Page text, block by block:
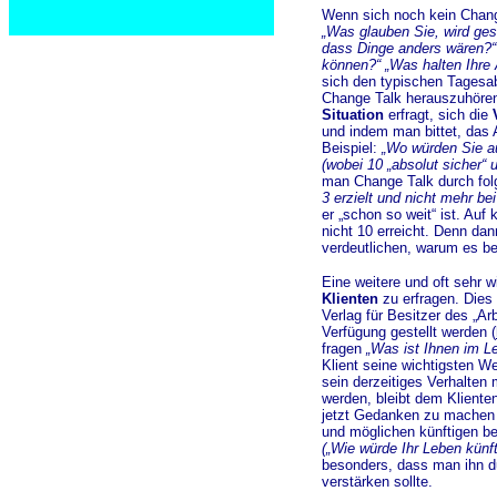
Wenn sich noch kein
„Was glauben Sie, wird
dass Dinge anders
können?“ „Was halten
sich den typischen
Change Talk
Situation erfragt, sich die
und indem man bittet, das
Beispiel: „Wo würden Sie
(wobei 10 „absolut sicher“
man Change Talk durch
3 erzielt und nicht mehr
er „schon so weit“ ist. Auf
nicht 10 erreicht. Denn
verdeutlichen, warum es
Eine weitere und oft sehr
Klienten zu erfragen.
Verlag für Besitzer des
Verfügung gestellt werden (
fragen „Was ist Ihnen im
Klient seine wichtigsten
sein derzeitiges Verhalten
werden, bleibt dem
jetzt Gedanken zu
und möglichen künftigen
(„Wie würde Ihr Leben
besonders, dass man ihn
verstärken sollte.